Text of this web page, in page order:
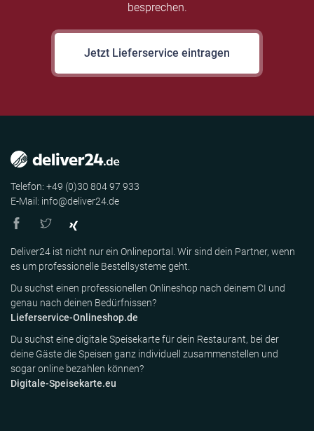
besprechen.
Jetzt Lieferservice eintragen
Telefon: +49 (0)30 804 97 933
E-Mail: info@deliver24.de
Deliver24 ist nicht nur ein Onlineportal. Wir sind dein Partner, wenn
es um professionelle Bestellsysteme geht.
Du suchst einen professionellen Onlineshop nach deinem CI und
genau nach deinen Bedürfnissen?
Lieferservice-Onlineshop.de
Du suchst eine digitale Speisekarte für dein Restaurant, bei der
deine Gäste die Speisen ganz individuell zusammenstellen und
sogar online bezahlen können?
Digitale-Speisekarte.eu